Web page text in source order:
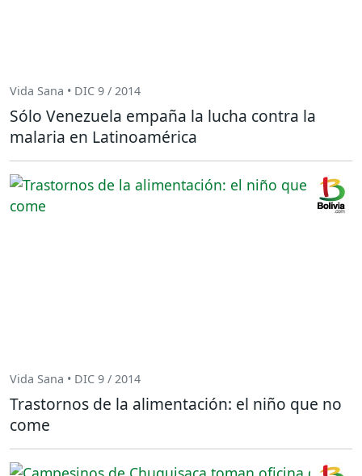
Vida Sana • DIC 9 / 2014
Sólo Venezuela empaña la lucha contra la
malaria en Latinoamérica
Vida Sana • DIC 9 / 2014
Trastornos de la alimentación: el niño que no
come